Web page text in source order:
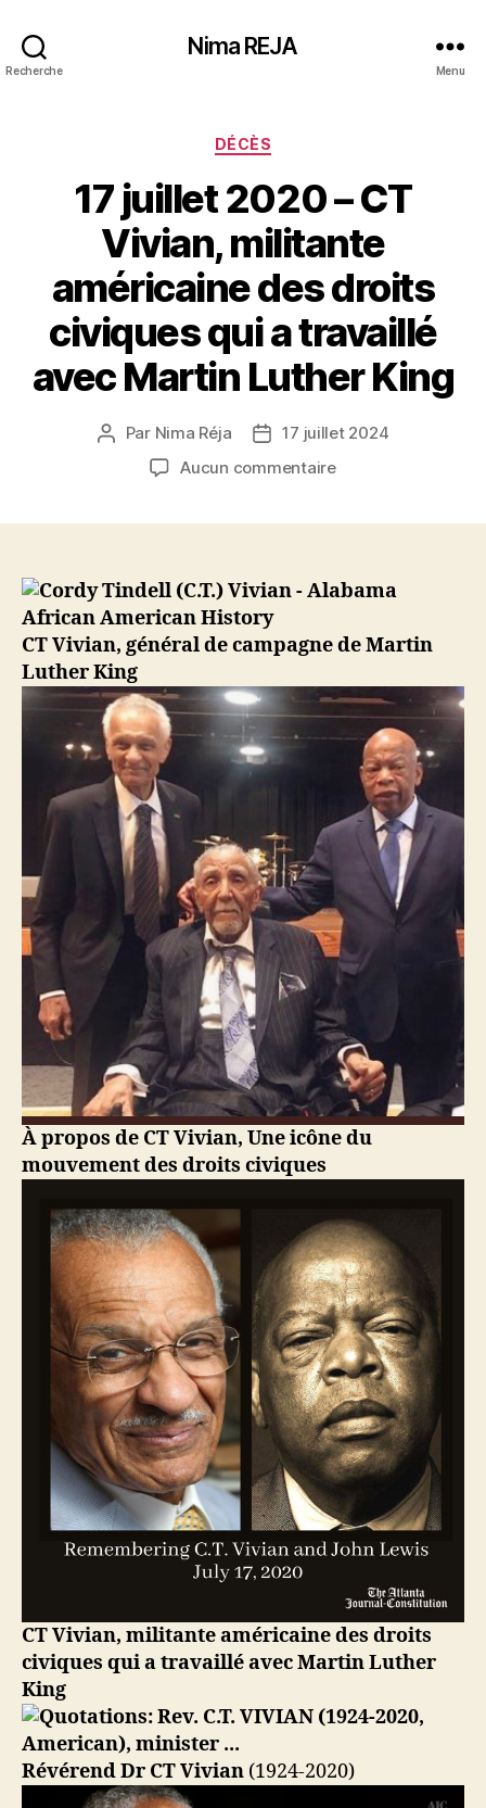
Recherche
Nima REJA
Menu
Catégories
DÉCÈS
17 juillet 2020 – CT
Vivian, militante
américaine des droits
civiques qui a travaillé
avec Martin Luther King
Auteur
l’article
Par Nima Réja
Date17 juillet 2024
Aucun commentairesur
CT
militante
américaine
droits
civiques
travaillé
avec
Martin
Luther
King
CT Vivian, général de campagne de Martin
Luther King
À propos de CT Vivian, Une icône du
mouvement des droits civiques
CT Vivian, militante américaine des droits
civiques qui a travaillé avec Martin Luther
King
Révérend Dr CT Vivian (1924-2020)